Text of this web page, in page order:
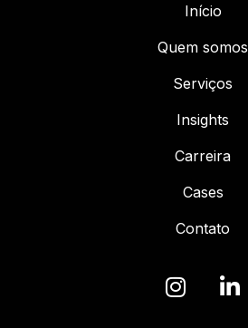
Início
Quem somos
Serviços
Insights
Carreira
Cases
Contato